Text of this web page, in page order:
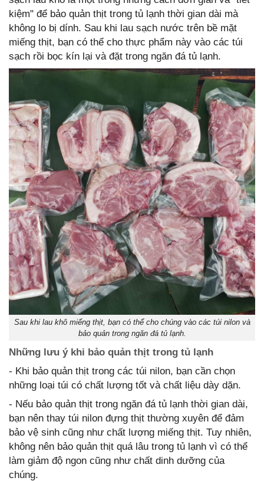
kiệm" để bảo quản thịt trong tủ lạnh thời gian dài mà
không lo bị dính. Sau khi lau sạch nước trên bề mặt
miếng thịt, bạn có thể cho thực phẩm này vào các túi
sạch rồi bọc kín lại và đặt trong ngăn đá tủ lạnh.
Sau khi lau khô miếng thịt, bạn có thể cho chúng vào các túi nilon và
bảo quản trong ngăn đá tủ lạnh.
Những lưu ý khi bảo quản thịt trong tủ lạnh
- Khi bảo quản thịt trong các túi nilon, bạn cần chọn
những loại túi có chất lượng tốt và chất liệu dày dặn.
- Nếu bảo quản thịt trong ngăn đá tủ lạnh thời gian dài,
bạn nên thay túi nilon đựng thịt thường xuyên để đảm
bảo vệ sinh cũng như chất lượng miếng thịt. Tuy nhiên,
không nên bảo quản thịt quá lâu trong tủ lạnh vì có thể
làm giảm độ ngon cũng như chất dinh dưỡng của
chúng.